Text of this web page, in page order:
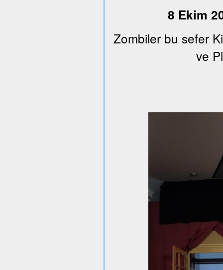
8 Ekim
Zombiler bu sefer
ve